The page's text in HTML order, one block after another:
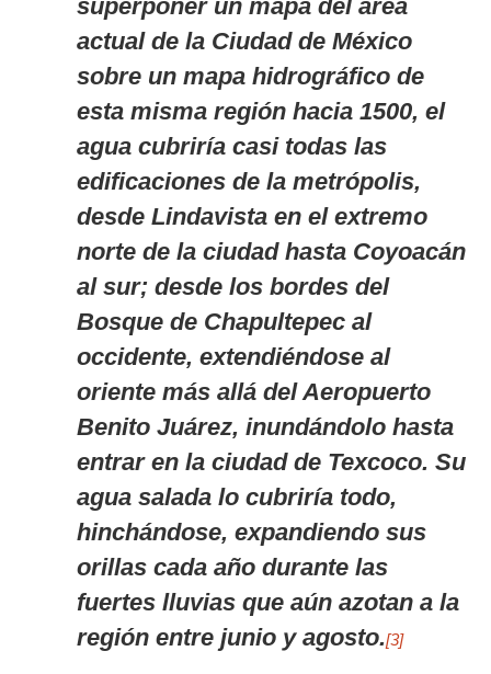
superponer un mapa del área
actual de la Ciudad de México
sobre un mapa hidrográfico de
esta misma región hacia 1500, el
agua cubriría casi todas las
edificaciones de la metrópolis,
desde Lindavista en el extremo
norte de la ciudad hasta Coyoacán
al sur; desde los bordes del
Bosque de Chapultepec al
occidente, extendiéndose al
oriente más allá del Aeropuerto
Benito Juárez, inundándolo hasta
entrar en la ciudad de Texcoco. Su
agua salada lo cubriría todo,
hinchándose, expandiendo sus
orillas cada año durante las
fuertes lluvias que aún azotan a la
región entre junio y agosto.[3]